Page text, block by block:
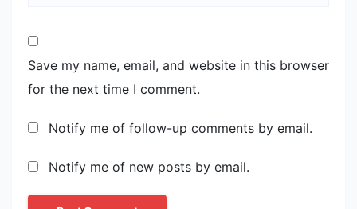
Save my name, email, and website in this browser
for the next time I comment.
Notify me of follow-up comments by email.
Notify me of new posts by email.